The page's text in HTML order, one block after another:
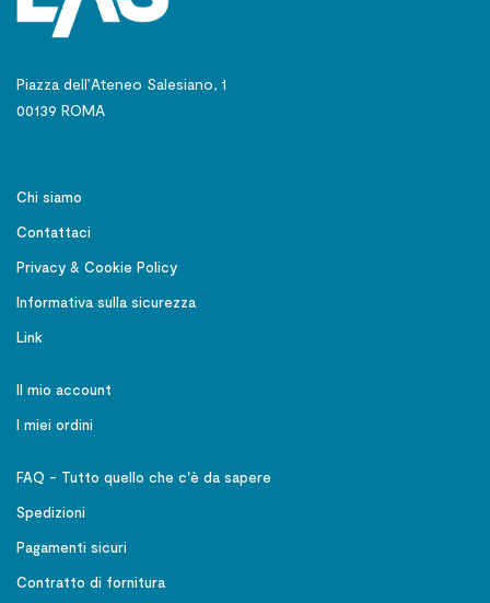
Piazza dell’Ateneo Salesiano, 1
00139 ROMA
Chi siamo
Contattaci
Privacy & Cookie Policy
Informativa sulla sicurezza
Link
Il mio account
I miei ordini
FAQ - Tutto quello che c'è da sapere
Spedizioni
Pagamenti sicuri
Contratto di fornitura